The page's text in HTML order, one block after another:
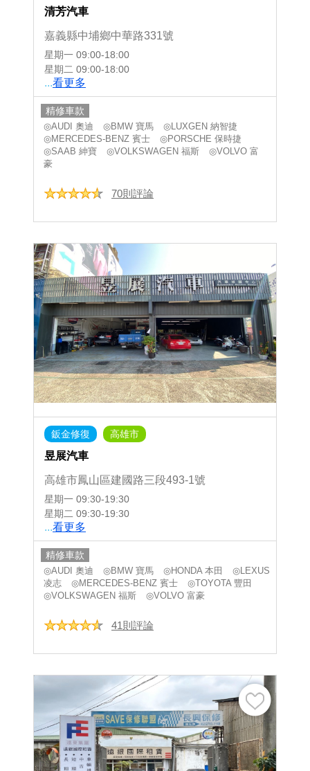
清芳汽車
嘉義縣中埔鄉中華路331號
星期一 09:00-18:00
星期二 09:00-18:00
...看更多
精修車款
◎AUDI 奧迪 ◎BMW 寶馬
◎LUXGEN 納智捷
◎MERCEDES-BENZ 賓士
◎PORSCHE 保時捷
◎SAAB 紳寶
◎VOLKSWAGEN 福斯
◎VOLVO 富
豪
70則評論
鈑金修復 高雄市
昱展汽車
高雄市鳳山區建國路三段493-1號
星期一 09:30-19:30
星期二 09:30-19:30
...看更多
精修車款
◎AUDI 奧迪 ◎BMW 寶馬 ◎HONDA 本田
◎LEXUS
凌志
◎MERCEDES-BENZ 賓士
◎TOYOTA 豐田
◎VOLKSWAGEN 福斯
◎VOLVO 富豪
41則評論